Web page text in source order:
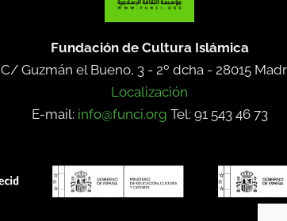
Fundación de Cultura Islámica
C/ Guzmán el Bueno, 3 - 2º dcha - 28015
Localización
E-mail: info@funci.org Tel: 91 543 46 73